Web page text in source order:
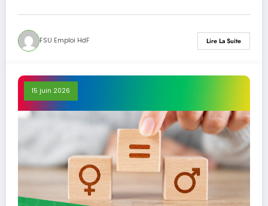
FSU Emploi HdF Lire La Suite
15 juin 2026